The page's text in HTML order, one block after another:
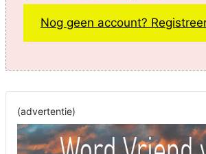
Nog geen account?
(advertentie)